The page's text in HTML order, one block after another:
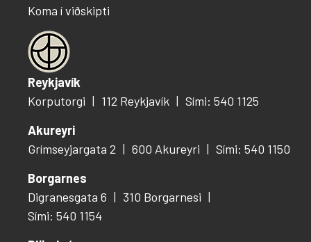
Reykjavík
Korputorgi
112 Reykjavík
Sími: 540 1125
Akureyri
Grímseyjargata 2
600 Akureyri
Sími: 540 1150
Borgarnes
Digranesgata 6
310 Borgarnesi
Sími: 540 1154
Koma í viðskipti